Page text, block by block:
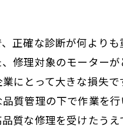
確な診断が何よりも
修理対象のモーター
にとって大きな損失
質管理の下で作業を
質な修理を受けたう